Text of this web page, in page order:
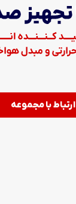
ارتباط با مجموعه